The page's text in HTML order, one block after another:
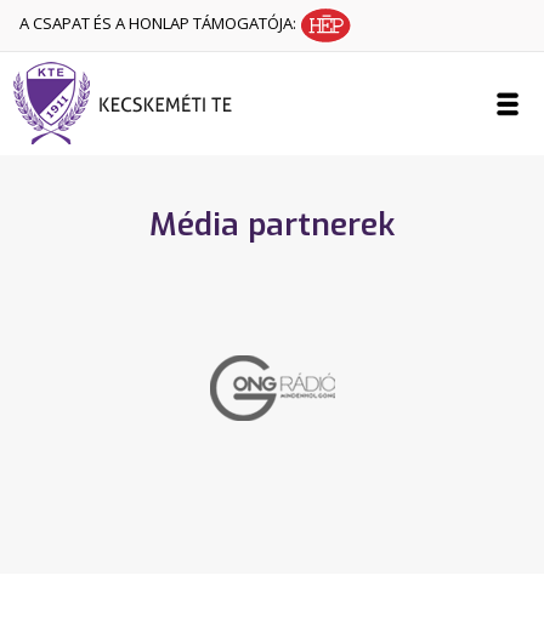
A CSAPAT ÉS A HONLAP TÁMOGATÓJA:
Média partnerek